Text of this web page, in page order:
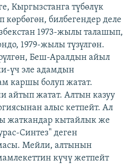
Кыргызстанга түбөлүк
көрбөгөн, билбегендер деле
1973-жылы талашып,
1979-жылы түзүлгөн.
Беш-Аралдын айыл
үч эле адамдын
каршы болуп жатат.
айтып жатат. Алтын казуу
алыс кетпейт. Ал
жаткандар кытайлык же
Синтез" деген
Мейли, алтынын
күчү жетпейт